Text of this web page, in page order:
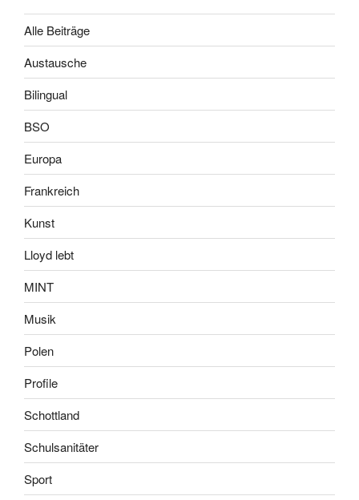
Alle Beiträge
Austausche
Bilingual
BSO
Europa
Frankreich
Kunst
Lloyd lebt
MINT
Musik
Polen
Profile
Schottland
Schulsanitäter
Sport